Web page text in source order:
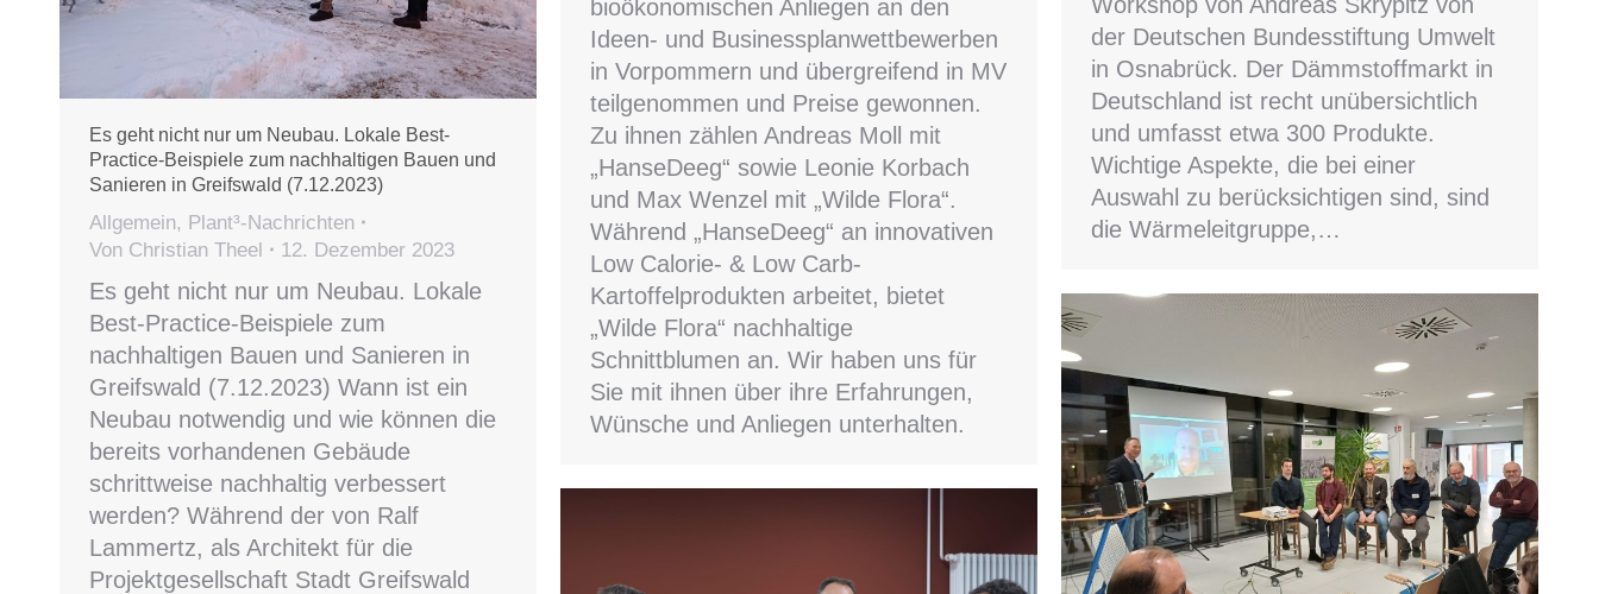
bioökonomischen Anliegen an den
Ideen- und Businessplanwettbewerben
in Vorpommern und übergreifend in MV
teilgenommen und Preise gewonnen.
Zu ihnen zählen Andreas Moll mit
„HanseDeeg“ sowie Leonie Korbach
und Max Wenzel mit „Wilde Flora“.
Während „HanseDeeg“ an innovativen
Low Calorie- & Low Carb-
Kartoffelprodukten arbeitet, bietet
„Wilde Flora“ nachhaltige
Schnittblumen an. Wir haben uns für
Sie mit ihnen über ihre Erfahrungen,
Wünsche und Anliegen unterhalten.
der Deutschen Bundesstiftung Umwelt
in Osnabrück. Der Dämmstoffmarkt in
Deutschland ist recht unübersichtlich
und umfasst etwa 300 Produkte.
Wichtige Aspekte, die bei einer
Auswahl zu berücksichtigen sind, sind
die Wärmeleitgruppe,…
Es geht nicht nur um Neubau. Lokale Best-
Practice-Beispiele zum nachhaltigen Bauen und
Sanieren in Greifswald (7.12.2023)
Allgemein, Plant³-Nachrichten
Von Christian Theel 12. Dezember 2023
Es geht nicht nur um Neubau. Lokale
Best-Practice-Beispiele zum
nachhaltigen Bauen und Sanieren in
Greifswald (7.12.2023) Wann ist ein
Neubau notwendig und wie können die
bereits vorhandenen Gebäude
schrittweise nachhaltig verbessert
werden? Während der von Ralf
Lammertz, als Architekt für die
Projektgesellschaft Stadt Greifswald